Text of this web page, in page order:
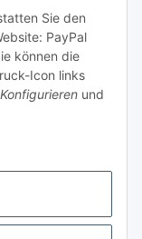
Sie den
PayPal
können die
Icon links
Konfigurieren und